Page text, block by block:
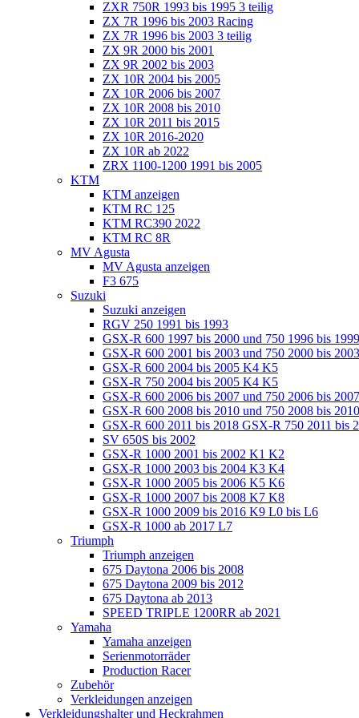
ZXR 750R 1993 bis 1995 3 teilig
ZX 7R 1996 bis 2003 Racing
ZX 7R 1996 bis 2003 3 teilig
ZX 9R 2000 bis 2001
ZX 9R 2002 bis 2003
ZX 10R 2004 bis 2005
ZX 10R 2006 bis 2007
ZX 10R 2008 bis 2010
ZX 10R 2011 bis 2015
ZX 10R 2016-2020
ZX 10R ab 2022
ZRX 1100-1200 1991 bis 2005
KTM
KTM anzeigen
KTM RC 125
KTM RC390 2022
KTM RC 8R
MV Agusta
MV Agusta anzeigen
F3 675
Suzuki
Suzuki anzeigen
RGV 250 1991 bis 1993
GSX-R 600 1997 bis 2000 und 750 1996 bis 1999
GSX-R 600 2001 bis 2003 und 750 2000 bis
GSX-R 600 2004 bis 2005 K4 K5
GSX-R 750 2004 bis 2005 K4 K5
GSX-R 600 2006 bis 2007 und 750 2006 bis
GSX-R 600 2008 bis 2010 und 750 2008 bis
GSX-R 600 2011 bis 2018 GSX-R 750 2011 bis
SV 650S bis 2002
GSX-R 1000 2001 bis 2002 K1 K2
GSX-R 1000 2003 bis 2004 K3 K4
GSX-R 1000 2005 bis 2006 K5 K6
GSX-R 1000 2007 bis 2008 K7 K8
GSX-R 1000 2009 bis 2016 K9 L0 bis L6
GSX-R 1000 ab 2017 L7
Triumph
Triumph anzeigen
675 Daytona 2006 bis 2008
675 Daytona 2009 bis 2012
675 Daytona ab 2013
SPEED TRIPLE 1200RR ab 2021
Yamaha
Yamaha anzeigen
Serienmotorräder
Production Racer
Zubehör
Verkleidungen anzeigen
Verkleidungshalter und Heckrahmen